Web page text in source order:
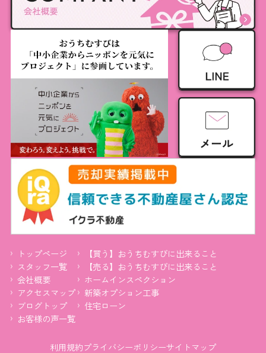
トップページ
【買う】おうちむすびに出来ること
スタッフ一覧
【売る】おうちむすびに出来ること
会社概要
ホームインスペクション
アクセスマップ
新築オプション工事
ブログトップ
住宅ローン
お客様の声一覧
利用規約プライバシーポリシーサイトマップ